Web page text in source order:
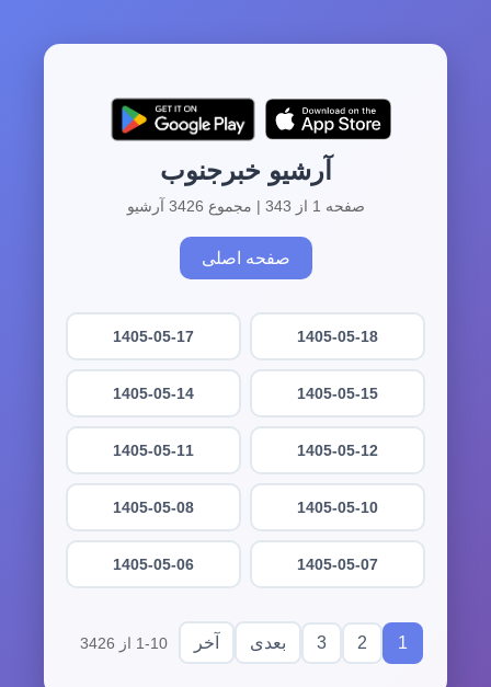
آرشیو خبرجنوب
صفحه 1 از 343 | مجموع 3426 آرشیو
صفحه اصلی
1405-05-18
1405-05-17
1405-05-15
1405-05-14
1405-05-12
1405-05-11
1405-05-10
1405-05-08
1405-05-07
1405-05-06
1
2
3 بعدی آخر 1-10 از 3426